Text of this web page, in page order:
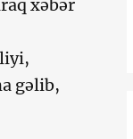
xəbər
gəlib,